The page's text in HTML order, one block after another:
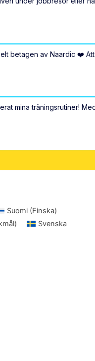
betagen av Naardic ❤️
mina träningsrutiner!
Suomi (Finska)
) Svenska